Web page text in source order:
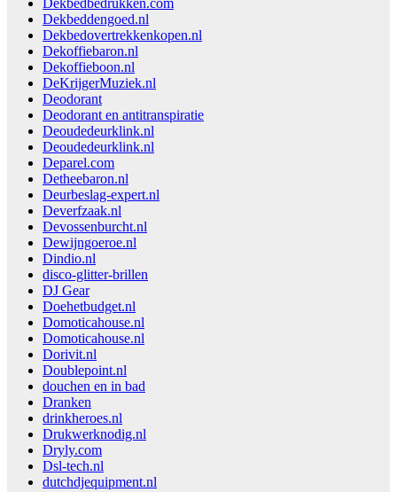
Dekbedbedrukken.com
Dekbeddengoed.nl
Dekbedovertrekkenkopen.nl
Dekoffiebaron.nl
Dekoffieboon.nl
DeKrijgerMuziek.nl
Deodorant
Deodorant en antitranspiratie
Deoudedeurklink.nl
Deoudedeurklink.nl
Deparel.com
Detheebaron.nl
Deurbeslag-expert.nl
Deverfzaak.nl
Devossenburcht.nl
Dewijngoeroe.nl
Dindio.nl
disco-glitter-brillen
DJ Gear
Doehetbudget.nl
Domoticahouse.nl
Domoticahouse.nl
Dorivit.nl
Doublepoint.nl
douchen en in bad
Dranken
drinkheroes.nl
Drukwerknodig.nl
Dryly.com
Dsl-tech.nl
dutchdjequipment.nl